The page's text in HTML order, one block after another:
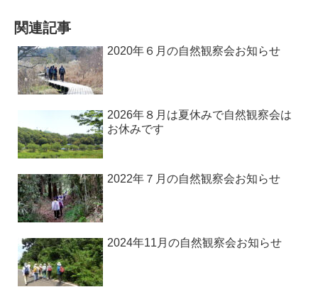
関連記事
2020年６月の自然観察会お知らせ
2026年８月は夏休みで自然観察会は
お休みです
2022年７月の自然観察会お知らせ
2024年11月の自然観察会お知らせ